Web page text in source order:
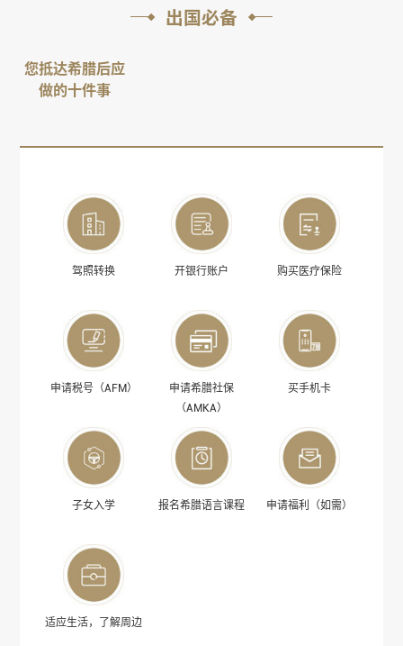
出国必备
您抵达希腊后应
做的十件事
驾照转换 开银行账户 购买医疗保险
申请税号（AFM）
申请希腊社保
（AMKA）
买手机卡
子女入学 报名希腊语言课程 申请福利（如需）
适应生活，了解周边